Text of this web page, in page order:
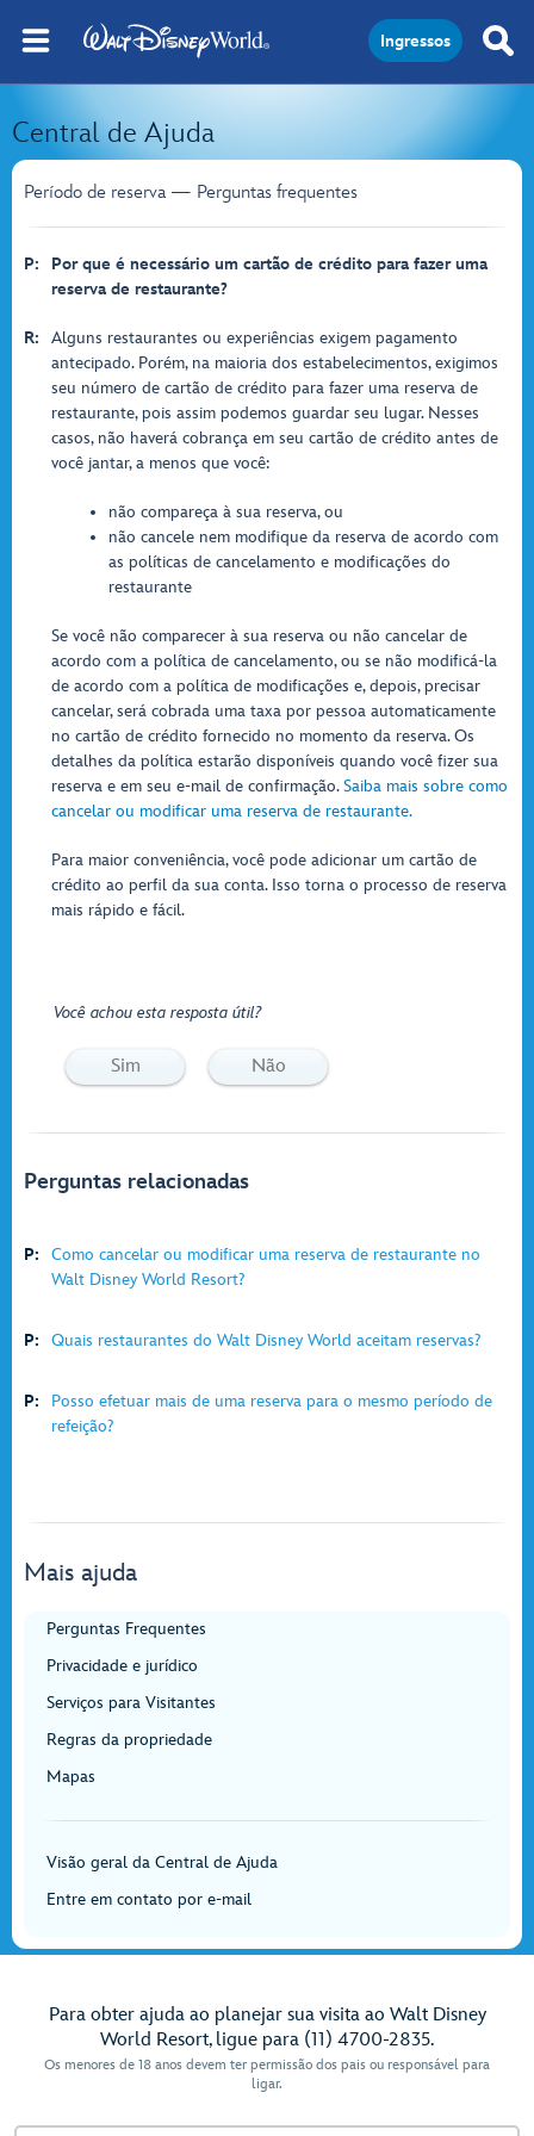
Ingressos
Central de Ajuda
Período de reserva — Perguntas frequentes
P:
Por que é necessário um cartão de crédito para fazer uma
reserva de restaurante?
R:
Alguns restaurantes ou experiências exigem pagamento
antecipado. Porém, na maioria dos estabelecimentos, exigimos
seu número de cartão de crédito para fazer uma reserva de
restaurante, pois assim podemos guardar seu lugar. Nesses
casos, não haverá cobrança em seu cartão de crédito antes de
você jantar, a menos que você:
não compareça à sua reserva, ou
não cancele nem modifique da reserva de acordo com
as políticas de cancelamento e modificações do
restaurante
Se você não comparecer à sua reserva ou não cancelar de
acordo com a política de cancelamento, ou se não modificá-la
de acordo com a política de modificações e, depois, precisar
cancelar, será cobrada uma taxa por pessoa automaticamente
no cartão de crédito fornecido no momento da reserva. Os
detalhes da política estarão disponíveis quando você fizer sua
reserva e em seu e-mail de confirmação.Saiba mais sobre como
cancelar ou modificar uma reserva de restaurante.
Para maior conveniência, você pode adicionar um cartão de
crédito ao perfil da sua conta. Isso torna o processo de reserva
mais rápido e fácil.
Você achou esta resposta útil?
Sim Não
Perguntas relacionadas
P:
Como cancelar ou modificar uma reserva de restaurante no
Walt Disney World Resort?
P: Quais restaurantes do Walt Disney World aceitam reservas?
P:
Posso efetuar mais de uma reserva para o mesmo período de
refeição?
Mais ajuda
Perguntas Frequentes
Privacidade e jurídico
Serviços para Visitantes
Regras da propriedade
Mapas
Visão geral da Central de Ajuda
Entre em contato por e-mail
Para obter ajuda ao planejar sua visita ao Walt Disney
World Resort, ligue para (11) 4700-2835.
Os menores de 18 anos devem ter permissão dos pais ou responsável para
ligar.